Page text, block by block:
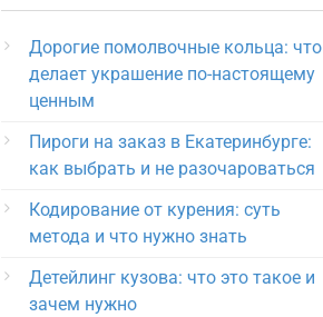
Дорогие помолвочные кольца: что
делает украшение по-настоящему
ценным
Пироги на заказ в Екатеринбурге:
как выбрать и не разочароваться
Кодирование от курения: суть
метода и что нужно знать
Детейлинг кузова: что это такое и
зачем нужно